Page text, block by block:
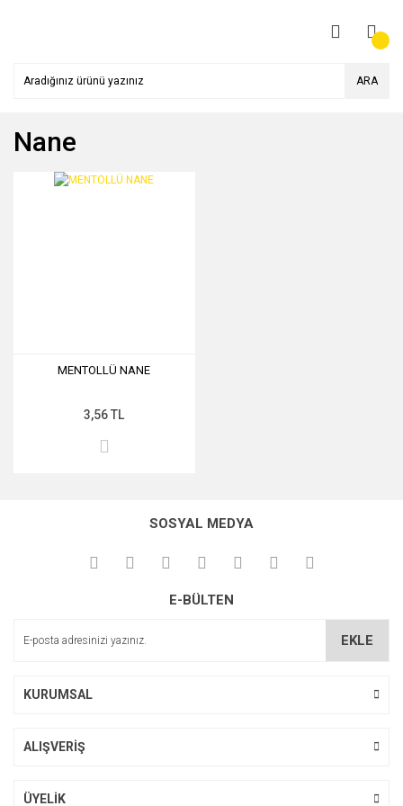
ARA
Nane
MENTOLLÜ NANE
3,56 TL
SOSYAL MEDYA
E-BÜLTEN
EKLE
KURUMSAL
ALIŞVERİŞ
ÜYELİK